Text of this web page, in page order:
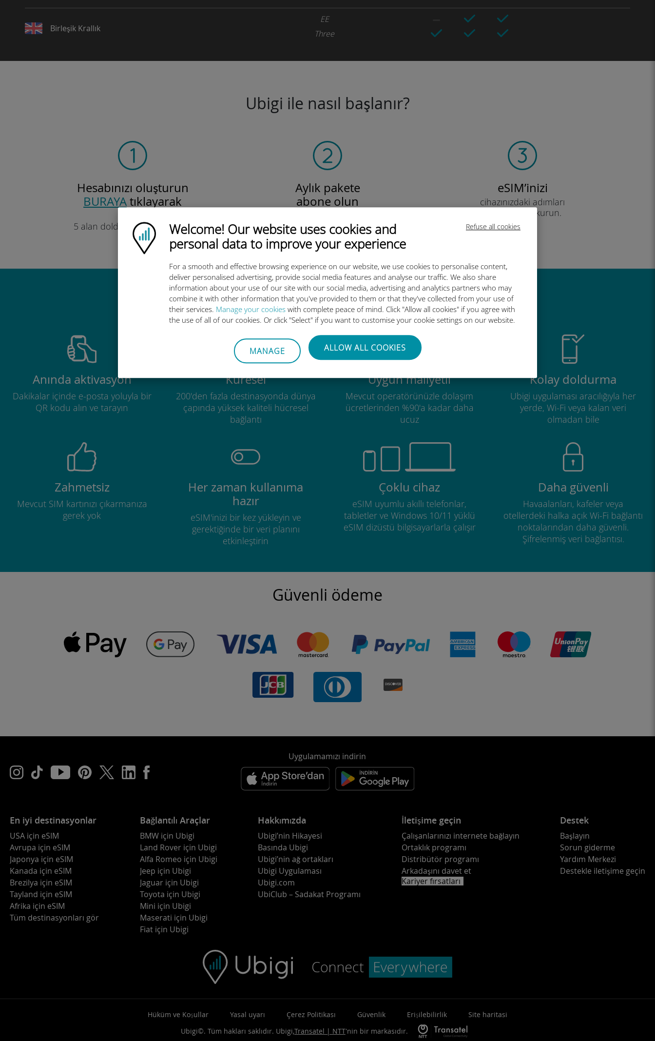
Refuse all cookies
Ubigi logo
Welcome! Our website uses cookies and
personal data to improve your experience
For a smooth and effective browsing experience on our website, we use cookies to personalise content,
deliver personalised advertising, provide social media features and analyse our traffic. We also share
information about your use of our site with our social media, advertising and analytics partners who may
combine it with other information that you've provided to them or that they've collected from your use of
their services. Manage your cookies with complete peace of mind. Click "Allow all cookies" if you agree with
the use of all of our cookies. Or click "Select" if you want to customise your cookie settings on our website.
MANAGE ALLOW ALL COOKIES
Birleşik Krallık
EE
Three
Ubigi ile nasıl başlanır?
Hesabınızı oluşturun
BURAYAtıklayarak
5 alan doldurmanız gerekiyor.
Söz!
Aylık pakete
abone olun
veya küresel.
Tüm ihtiyaçlarınızı karşılıyoruz!
eSIM’inizi
cihazınızdaki adımları
takip ederek kurun.
Etkili!
Ubigi uluslararası eSIM neden bu kadar harika
Anında aktivasyon
Dakikalar içinde e-posta yoluyla bir
QR kodu alın ve tarayın
Küresel
200'den fazla destinasyonda dünya
çapında yüksek kaliteli hücresel
bağlantı
Uygun maliyetli
Mevcut operatörünüzle dolaşım
ücretlerinden %90'a kadar daha
ucuz
Kolay doldurma
Ubigi uygulaması aracılığıyla her
yerde, Wi-Fi veya kalan veri
olmadan bile
Zahmetsiz
Mevcut SIM kartınızı çıkarmanıza
gerek yok
Her zaman kullanıma
hazır
eSIM'inizi bir kez yükleyin ve
gerektiğinde bir veri planını
etkinleştirin
Çoklu cihaz
eSIM uyumlu akıllı telefonlar,
tabletler ve Windows 10/11 yüklü
eSIM dizüstü bilgisayarlarla çalışır
Daha güvenli
Havaalanları, kafeler veya
otellerdeki halka açık Wi-Fi bağlantı
noktalarından daha güvenli.
Şifrelenmiş veri bağlantısı.
Güvenli ödeme
Uygulamamızı indirin
En iyi destinasyonlar
USA için eSIM
Avrupa için eSIM
Japonya için eSIM
Kanada için eSIM
Brezilya için eSIM
Tayland için eSIM
Afrika için eSIM
Tüm destinasyonları gör
Bağlantılı Araçlar
BMW için Ubigi
Land Rover için Ubigi
Alfa Romeo için Ubigi
Jeep için Ubigi
Jaguar için Ubigi
Toyota için Ubigi
Mini için Ubigi
Maserati için Ubigi
Fiat için Ubigi
Hakkımızda
Ubigi’nin Hikayesi
Basında Ubigi
Ubigi’nin ağ ortakları
Ubigi Uygulaması
Ubigi.com
UbiClub – Sadakat Programı
İletişime geçin
Çalışanlarınızı internete bağlayın
Ortaklık programı
Distribütör programı
Arkadaşını davet et
Kariyer fırsatları
Destek
Başlayın
Sorun giderme
Yardım Merkezi
Destekle iletişime geçin
Hüküm ve Koşullar Yasal uyarı Çerez Politikası Güvenlik Erişilebilirlik
Site haritasi
Ubigi©. Tüm hakları saklıdır. Ubigi,Transatel | NTT'nin bir markasıdır.